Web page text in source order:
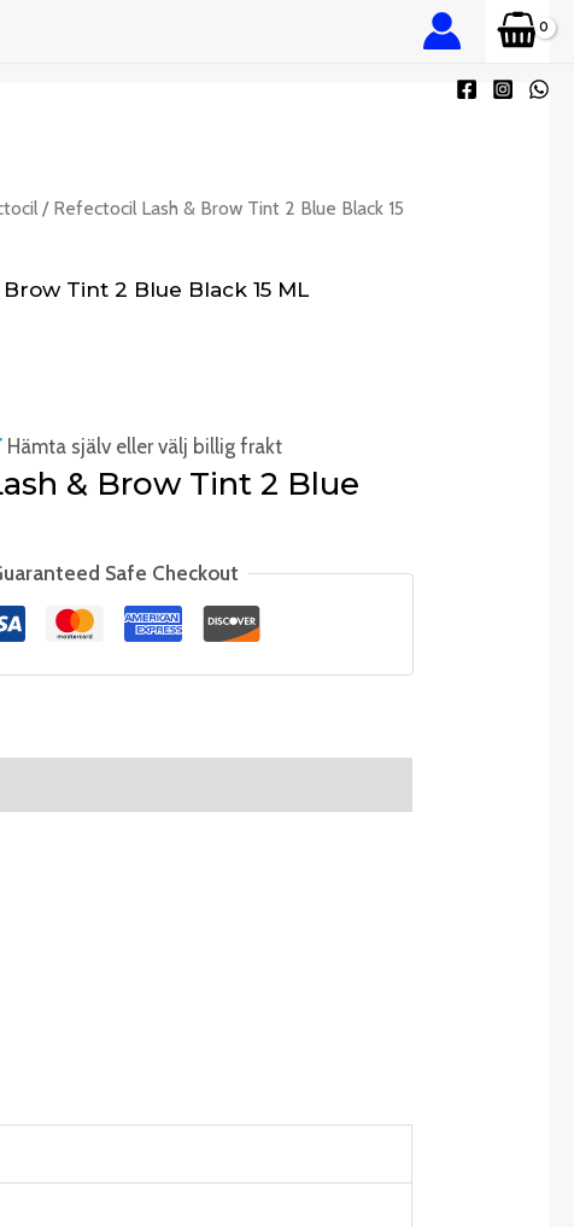
/ Refectocil Lash & Brow Tint 2 Blue Black 15
Tint 2 Blue Black 15 ML
Hämta själv eller välj billig frakt
& Brow Tint 2 Blue
Safe Checkout